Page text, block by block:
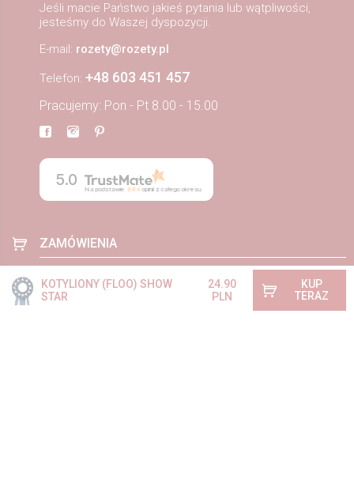
KOTYLIONY (FLOO) SHOW
STAR
24.90
PLN
KUP
TERAZ
Jeśli macie Państwo jakieś pytania lub wątpliwości,
jesteśmy do Waszej dyspozycji.
E-mail: rozety@rozety.pl
Telefon: +48 603 451 457
Pracujemy: Pon - Pt 8.00 - 15.00
5.0
Na podstawie 884opinii z całego okresu
ZAMÓWIENIA
Regulamin
O firmie